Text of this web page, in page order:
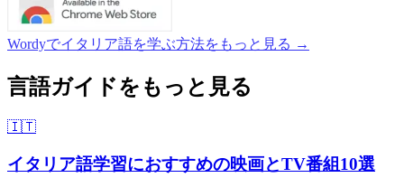
Wordyでイタリア語を学ぶ方法をもっと見る →
言語ガイドをもっと見る
🇮🇹
イタリア語学習におすすめの映画とTV番組10選